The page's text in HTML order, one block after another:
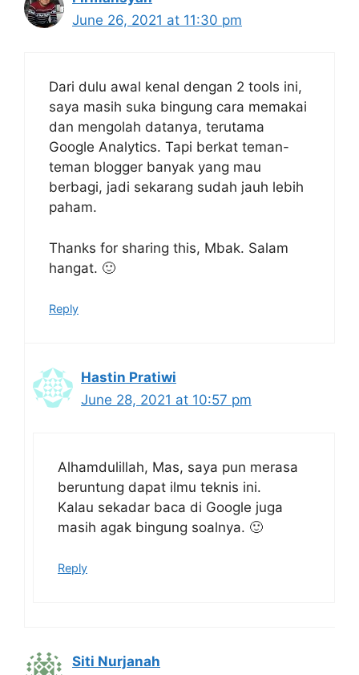
June 26, 2021 at 11:30 pm
Dari dulu awal kenal dengan 2 tools ini,
saya masih suka bingung cara memakai
dan mengolah datanya, terutama
Google Analytics. Tapi berkat teman-
teman blogger banyak yang mau
berbagi, jadi sekarang sudah jauh lebih
paham.
Thanks for sharing this, Mbak. Salam
hangat. 🙂
Reply
Hastin Pratiwi
June 28, 2021 at 10:57 pm
Alhamdulillah, Mas, saya pun merasa
beruntung dapat ilmu teknis ini.
Kalau sekadar baca di Google juga
masih agak bingung soalnya. 🙂
Reply
Siti Nurjanah